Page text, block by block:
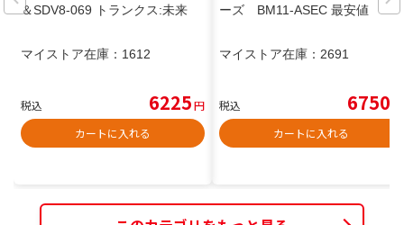
＆SDV8-069 トランクス:未来
マイストア在庫： 1612
税込 6225円
カートに入れる
ーズ BM11-ASEC 最安値
マイストア在庫： 2691
税込 6750
カートに入れる